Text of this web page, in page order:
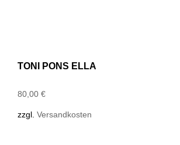
TONI PONS ELLA
80,00 €
zzgl. Versandkosten